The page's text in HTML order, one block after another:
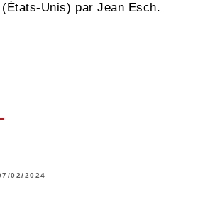
(États-Unis) par Jean Esch.
02/2024